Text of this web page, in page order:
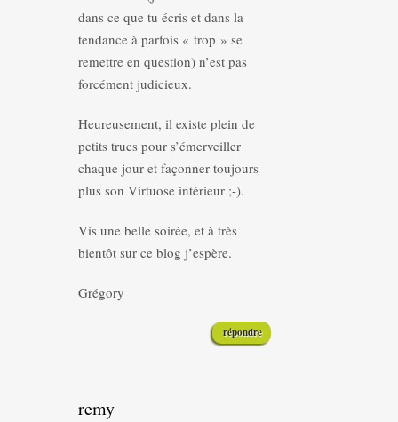
dans ce que tu écris et dans la
tendance à parfois « trop » se
remettre en question) n’est pas
forcément judicieux.
Heureusement, il existe plein de
petits trucs pour s’émerveiller
chaque jour et façonner toujours
plus son Virtuose intérieur ;-).
Vis une belle soirée, et à très
bientôt sur ce blog j’espère.
Grégory
répondre
remy